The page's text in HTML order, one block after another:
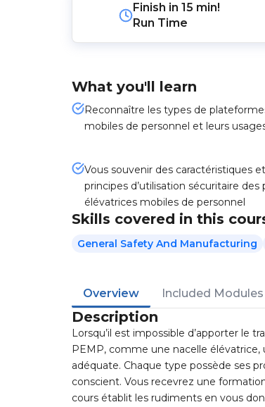
Finish in15 min!
Run Time
What you'll learn
Reconnaître les types de
mobiles de personnel et leurs
Vous souvenir des caractéristiques
principes d’utilisation sécuritaire
élévatrices mobiles de personnel
Skills covered in this
General Safety And Manufacturing
Overview Included Modules
Description
Lorsqu’il est impossible d’apporter le
PEMP, comme une nacelle
adéquate. Chaque type possède ses
conscient. Vous recevrez une
cours établit les rudiments en vous